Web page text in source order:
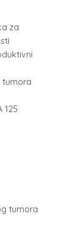
za
tumora
125
tumora